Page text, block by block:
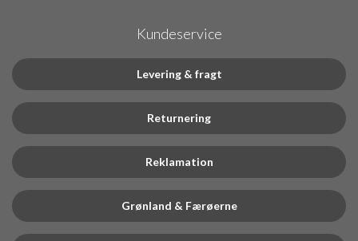
Kundeservice
Levering & fragt
Returnering
Reklamation
Grønland & Færøerne